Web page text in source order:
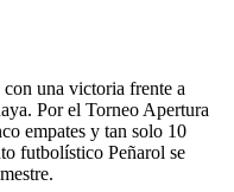
una victoria frente a
Por el Torneo Apertura
empates y tan solo 10
futbolístico Peñarol se